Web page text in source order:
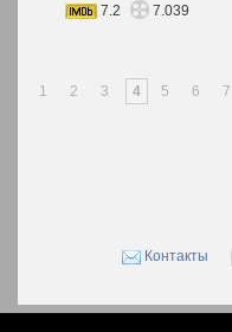
7.2
7.039
1 2 3 4 5 6 7
Контакты